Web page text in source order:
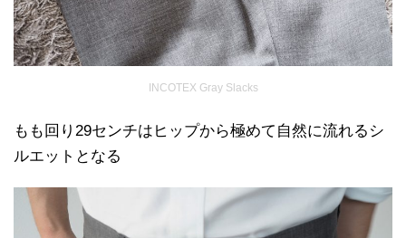
INCOTEX Gray Slacks
もも回り29センチはヒップから極めて自然に流れるシ
ルエットとなる